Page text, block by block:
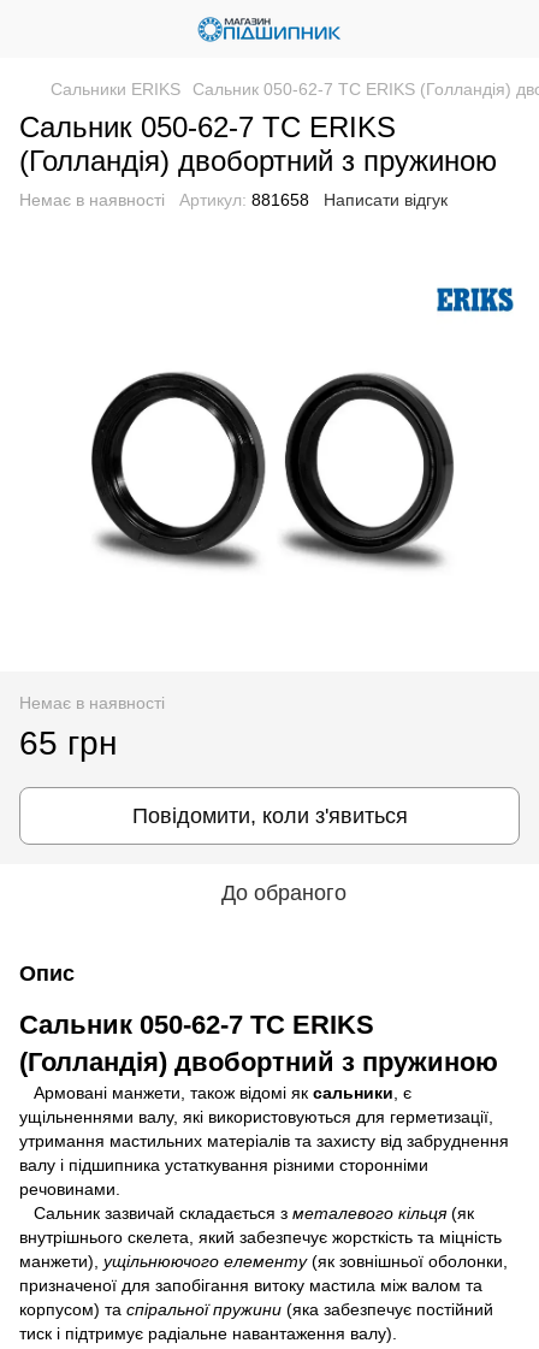
Сальники ERIKS Сальник 050-62-7 TC ERIKS (Голландія)
Сальник 050-62-7 TC ERIKS
(Голландія) двобортний з пружиною
Немає в наявності Артикул: 881658 Написати відгук
Немає в наявності
65 грн
Повідомити, коли з'явиться
До обраного
Опис
Сальник 050-62-7 TC ERIKS
(Голландія) двобортний з пружиною
Армовані манжети, також відомі як сальники , є
ущільненнями валу, які використовуються для герметизації,
утримання мастильних матеріалів та захисту від забруднення
валу і підшипника устаткування різними сторонніми
речовинами.
Сальник зазвичай складається з металевого кільця(як
внутрішнього скелета, який забезпечує жорсткість та міцність
манжети), ущільнюючого елементу(як зовнішньої оболонки,
призначеної для запобігання витоку мастила між валом та
корпусом) та спіральної пружини (яка забезпечує постійний
тиск і підтримує радіальне навантаження валу).